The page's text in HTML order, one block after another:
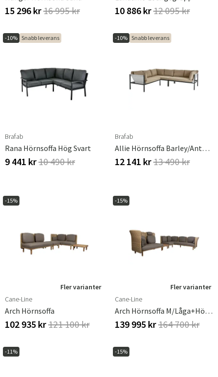
15 296 kr16 995 kr 10 886 kr12 095 kr
-10% Snabb leverans
Brafab
Rana Hörnsoffa Hög Svart
9 441 kr10 490 kr
-10% Snabb leverans
Brafab
Allie Hörnsoffa Barley/Anthracite
12 141 kr13 490 kr
-15%
Fler varianter
Cane-Line
Arch Hörnsoffa
102 935 kr121 100 kr
-15%
Fler varianter
Cane-Line
Arch Hörnsoffa M/låga+höga Ryggstöd
139 995 kr164 700 kr
-11% -15%